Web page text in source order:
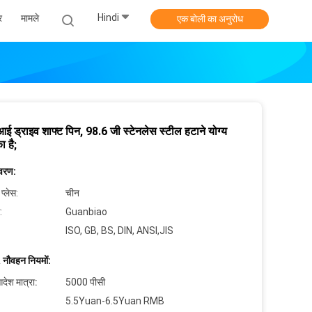
मामले Hindi एक बोली का अनुरोध
ड्राइव शाफ्ट पिन, 98.6 जी स्टेनलेस स्टील हटाने योग्य
है;
प्लेस:
चीन
Guanbiao
ISO, GB, BS, DIN, ANSI,JIS
नियमों:
मात्रा:
5000 पीसी
5.5Yuan-6.5Yuan RMB